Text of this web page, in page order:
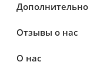
Дополнительно
Отзывы о нас
О нас